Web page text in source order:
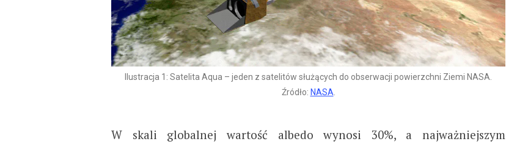
Ilustracja 1: Satelita Aqua – jeden z satelitów służących do obserwacji powierzchni Ziemi NASA.
Źródło: NASA.
W skali globalnej wartość albedo wynosi 30%, a najważniejszym